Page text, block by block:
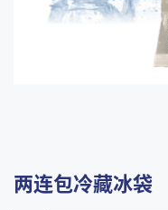
两连包冷藏冰袋